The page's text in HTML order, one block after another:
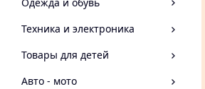
Техника и электроника
Товары для детей
Авто - мото